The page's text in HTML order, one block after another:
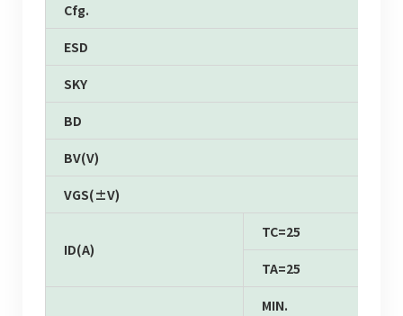
Cfg.
ESD
SKY
BD
BV(V)
VGS(±V)
ID(A)
TC=25
TA=25
MIN.